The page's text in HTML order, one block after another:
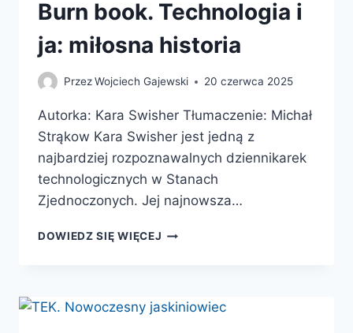
Burn book. Technologia i
ja: miłosna historia
PrzezWojciech Gajewski 20 czerwca 2025
Autorka: Kara Swisher Tłumaczenie: Michał
Strąkow Kara Swisher jest jedną z
najbardziej rozpoznawalnych dziennikarek
technologicznych w Stanach
Zjednoczonych. Jej najnowsza…
DOWIEDZ SIĘ WIĘCEJ BURN
JA:
MIŁOSNA